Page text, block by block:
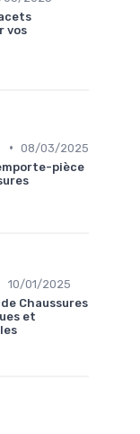
vos
• 08/03/2025
pièce
10/01/2025
Chaussures
et